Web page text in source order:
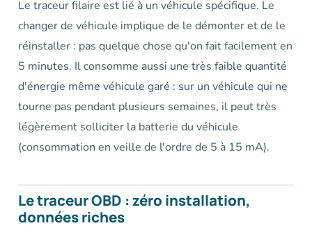
Le traceur filaire est lié à un véhicule spécifique. Le
changer de véhicule implique de le démonter et de le
réinstaller : pas quelque chose qu'on fait facilement en
5 minutes. Il consomme aussi une très faible quantité
d'énergie même véhicule garé : sur un véhicule qui ne
tourne pas pendant plusieurs semaines, il peut très
légèrement solliciter la batterie du véhicule
(consommation en veille de l'ordre de 5 à 15 mA).
Le traceur OBD : zéro installation,
données riches